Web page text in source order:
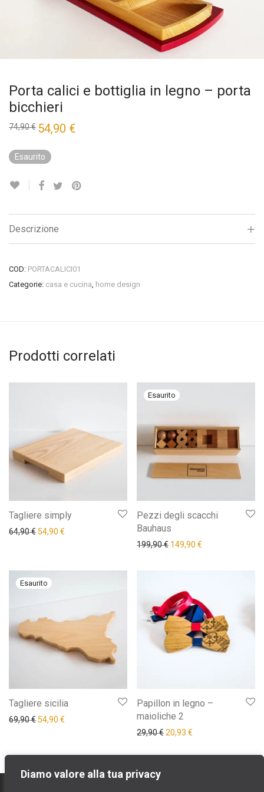
Diamo valore alla tua privacy
Porta calici e bottiglia in legno – porta
bicchieri
74,90€ Il
prezzo
era:
74,90 €.
54,90 €
Esaurito
Descrizione
COD: PORTACALICI01
Categorie: casa e cucina, home design
Prodotti correlati
Tagliere simply
64,90€ Il prezzo originale era: 64,90 €.
54,90 € Il prezzo attuale è: 54,90 €.
Pezzi degli scacchi
Bauhaus
199,90€ Il prezzo originale era:
149,90 €
Tagliere sicilia
69,90€ Il prezzo originale era: 69,90 €.
54,90 € Il prezzo attuale è: 54,90 €.
Papillon in legno –
maioliche 2
29,90€Il prezzo originale era:
20,93 €